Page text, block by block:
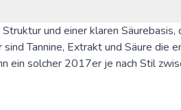
und einer klaren Säurebasis,
Tannine, Extrakt und Säure die
solcher 2017er je nach Stil